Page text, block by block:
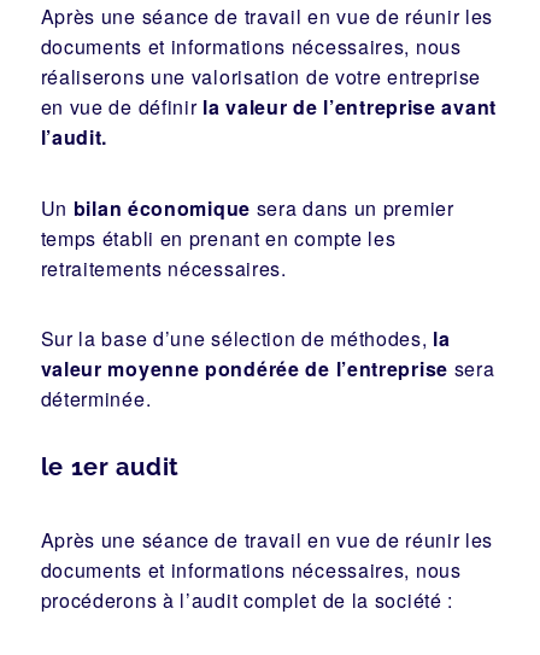
Après une séance de travail en vue de réunir les
documents et informations nécessaires, nous
réaliserons une valorisation de votre entreprise
en vue de définir la valeur de l’entreprise avant
l’audit.
Un bilan économique sera dans un premier
temps établi en prenant en compte les
retraitements nécessaires.
Sur la base d’une sélection de méthodes, la
valeur moyenne pondérée de l’entreprise sera
déterminée.
le 1er audit
Après une séance de travail en vue de réunir les
documents et informations nécessaires, nous
procéderons à l’audit complet de la société :